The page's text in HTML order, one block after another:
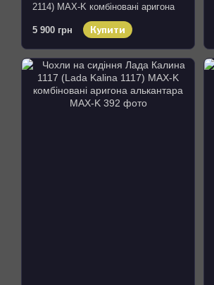
2114) MAX-K комбіновані аригона
5 900 грн
Купити